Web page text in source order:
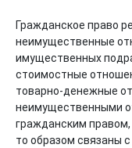
Гражданское право
неимущественные
имущественных
стоимостные
товарно-денежные
неимущественными
гражданским
то образом связаны